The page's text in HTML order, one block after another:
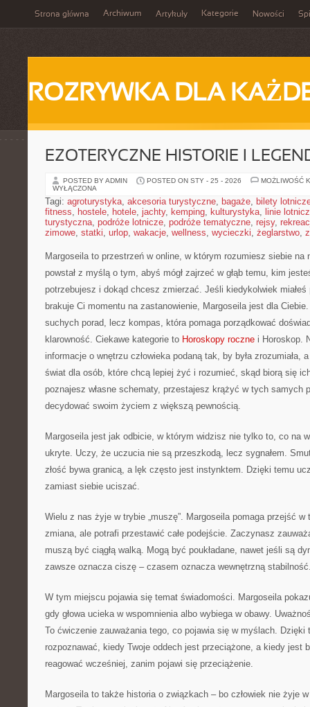
Strona główna Archiwum Artykuły Kategorie Nowości
ROZRYWKA DLA
EZOTERYCZNE HISTORIE I
POSTED BY ADMIN POSTED ON STY - 25 - 2026
MOŻLIWOŚĆ
WYŁĄCZONA
Tagi: agroturystyka, akcesoria turystyczne, bagaże, bilety
fitness, hostele, hotele, jachty, kemping, kulturystyka, linie
turystyczna, podróże lotnicze, podróże tematyczne, rejsy,
zimowe, statki, urlop, wakacje, wellness, wycieczki, żeglarstwo,
Margoseila to przestrzeń w online, w którym rozumiesz siebie na
powstał z myślą o tym, abyś mógł zajrzeć w głąb temu, kim
potrzebujesz i dokąd chcesz zmierzać. Jeśli kiedykolwiek
brakuje Ci momentu na zastanowienie, Margoseila jest dla
suchych porad, lecz kompas, która pomaga porządkować
klarowność. Ciekawe kategorie to Horoskopy roczne i Horoskop.
informacje o wnętrzu człowieka podaną tak, by była zrozumiała,
świat dla osób, które chcą lepiej żyć i rozumieć, skąd biorą się
poznajesz własne schematy, przestajesz krążyć w tych samych
decydować swoim życiem z większą pewnością.
Margoseila jest jak odbicie, w którym widzisz nie tylko to, co na
ukryte. Uczy, że uczucia nie są przeszkodą, lecz sygnałem.
złość bywa granicą, a lęk często jest instynktem. Dzięki temu
zamiast siebie uciszać.
Wielu z nas żyje w trybie „muszę”. Margoseila pomaga przejść w
zmiana, ale potrafi przestawić całe podejście. Zaczynasz
muszą być ciągłą walką. Mogą być poukładane, nawet jeśli są
zawsze oznacza ciszę – czasem oznacza wewnętrzną
W tym miejscu pojawia się temat świadomości. Margoseila
gdy głowa ucieka w wspomnienia albo wybiega w obawy.
To ćwiczenie zauważania tego, co pojawia się w myślach. Dzięki
rozpoznawać, kiedy Twoje oddech jest przeciążone, a kiedy jest
reagować wcześniej, zanim pojawi się przeciążenie.
Margoseila to także historia o związkach – bo człowiek nie żyje